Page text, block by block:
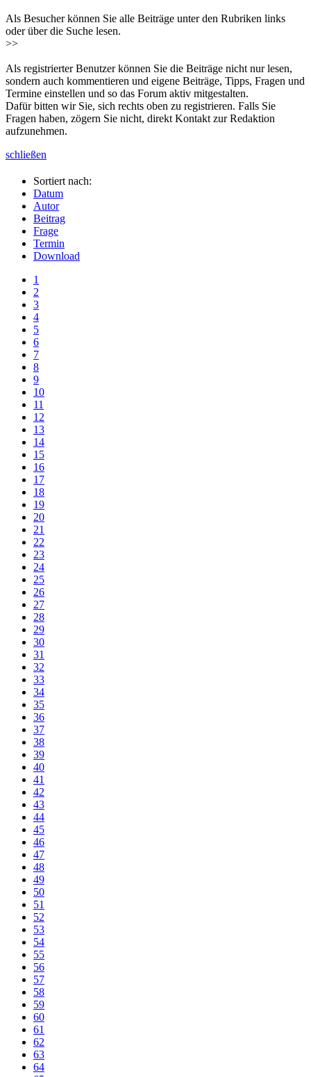
Als Besucher können Sie alle Beiträge unter den Rubriken links
oder über die Suche lesen.
>>
Als registrierter Benutzer können Sie die Beiträge nicht nur lesen,
sondern auch kommentieren und eigene Beiträge, Tipps, Fragen und
Termine einstellen und so das Forum aktiv mitgestalten.
Dafür bitten wir Sie, sich rechts oben zu registrieren. Falls Sie
Fragen haben, zögern Sie nicht, direkt Kontakt zur Redaktion
aufzunehmen.
schließen
Sortiert nach:
Datum
Autor
Beitrag
Frage
Termin
Download
1
2
3
4
5
6
7
8
9
10
11
12
13
14
15
16
17
18
19
20
21
22
23
24
25
26
27
28
29
30
31
32
33
34
35
36
37
38
39
40
41
42
43
44
45
46
47
48
49
50
51
52
53
54
55
56
57
58
59
60
61
62
63
64